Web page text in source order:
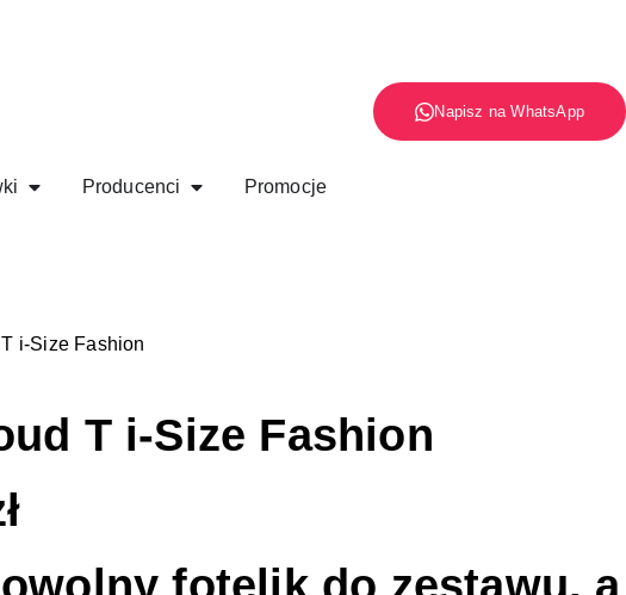
Napisz na WhatsApp
Producenci Promocje
i-Size Fashion
T i-Size Fashion